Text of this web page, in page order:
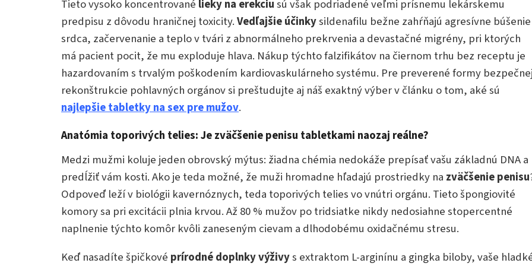
Tieto vysoko koncentrované lieky na erekciusú však podriadené veľmi prísnemu lekárskemu
predpisu z dôvodu hraničnej toxicity.Vedľajšie účinkysildenafilu bežne zahŕňajú agresívne búšenie
srdca, začervenanie a teplo v tvári z abnormálneho prekrvenia a devastačné migrény, pri ktorých
má pacient pocit, že mu exploduje hlava. Nákup týchto falzifikátov na čiernom trhu bez receptu je
hazardovaním s trvalým poškodením kardiovaskulárneho systému. Pre preverené formy bezpečnej
rekonštrukcie pohlavných orgánov si preštudujte aj náš exaktný výber v článku o tom, aké sú
najlepšie tabletky na sex pre mužov.
Anatómia toporivých telies: Je zväčšenie penisu tabletkami naozaj reálne?
Medzi mužmi koluje jeden obrovský mýtus: žiadna chémia nedokáže prepísať vašu základnú DNA a
predĺžiť vám kosti. Ako je teda možné, že muži hromadne hľadajú prostriedky na zväčšenie penisu
Odpoveď leží v biológii kavernóznych, teda toporivých telies vo vnútri orgánu. Tieto špongiovité
komory sa pri excitácii plnia krvou. Až 80 % mužov po tridsiatke nikdy nedosiahne stopercentné
naplnenie týchto komôr kvôli zaneseným cievam a dlhodobému oxidačnému stresu.
Keď nasadíte špičkové prírodné doplnky výživys extraktom L-arginínu a gingka biloby, vaše